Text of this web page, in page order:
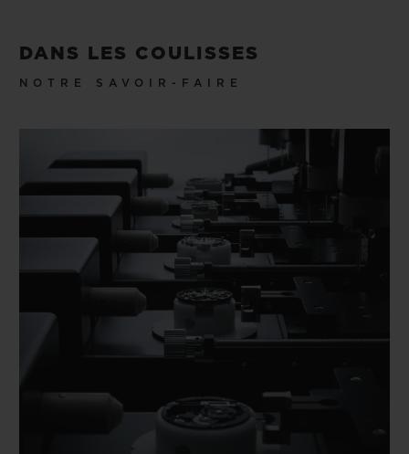
DANS LES COULISSES
NOTRE SAVOIR-FAIRE